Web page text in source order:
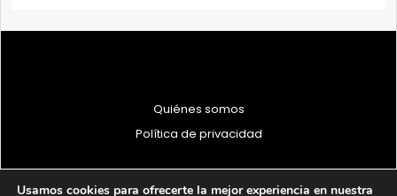
Quiénes somos
Política de privacidad
Usamos cookies para ofrecerte la mejor experiencia en nuestra